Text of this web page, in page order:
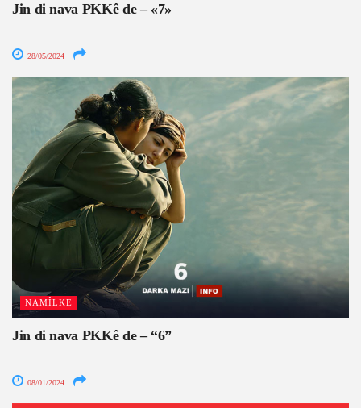
Jin di nava PKKê de – «7»
28/05/2024
NAMÎLKE
Jin di nava PKKê de – “6”
08/01/2024